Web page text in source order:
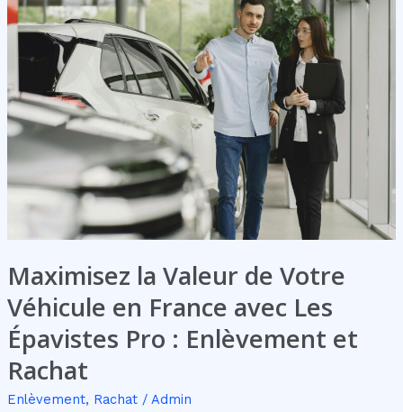
Maximisez la Valeur de Votre
Véhicule en France avec Les
Épavistes Pro : Enlèvement et
Rachat
Enlèvement, Rachat/ Admin
la
Valeur
Véhicule
en
France
Les
Épavistes
:
et
Rachat